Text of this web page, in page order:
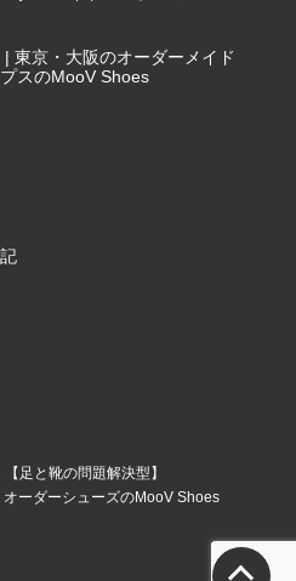
| 東京・大阪のオーダーメイド
スのMooV Shoes
足と靴の問題解決型】
ーダーシューズのMooV Shoes